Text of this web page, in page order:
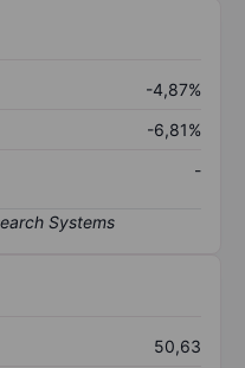
-4,87%
-6,81%
-
50,63